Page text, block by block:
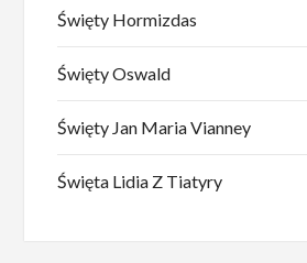
Święty Hormizdas
Święty Oswald
Święty Jan Maria Vianney
Święta Lidia Z Tiatyry